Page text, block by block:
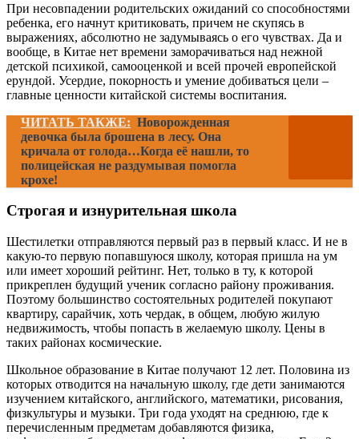
При несовпадении родительских ожиданий со способностями
ребенка, его начнут критиковать, причем не скупясь в
выражениях, абсолютно не задумываясь о его чувствах. Да и
вообще, в Китае нет времени заморачиваться над нежной
детской психикой, самооценкой и всей прочей европейской
ерундой. Усердие, покорность и умение добиваться цели –
главные ценности китайской системы воспитания.
ЧИТАТЬ ТАКЖЕ: Новорожденная
девочка была брошена в лесу. Она
кричала от голода…Когда её нашли, то
полицейская не раздумывая помогла
крохе!
Строгая и изнурительная школа
Шестилетки отправляются первый раз в первый класс. И не в
какую-то первую попавшуюся школу, которая пришла на ум
или имеет хороший рейтинг. Нет, только в ту, к которой
прикреплен будущий ученик согласно району проживания.
Поэтому большинство состоятельных родителей покупают
квартиру, сарайчик, хоть чердак, в общем, любую жилую
недвижимость, чтобы попасть в желаемую школу. Цены в
таких районах космические.
Школьное образование в Китае получают 12 лет. Половина из
которых отводится на начальную школу, где дети занимаются
изучением китайского, английского, математики, рисования,
физкультуры и музыки. Три года уходят на среднюю, где к
перечисленным предметам добавляются физика,